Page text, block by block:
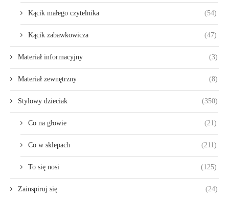
Kącik małego czytelnika (54)
Kącik zabawkowicza (47)
Materiał informacyjny (3)
Materiał zewnętrzny (8)
Stylowy dzieciak (350)
Co na głowie (21)
Co w sklepach (211)
To się nosi (125)
Zainspiruj się (24)